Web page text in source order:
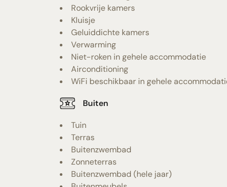
Rookvrije kamers
Kluisje
Geluiddichte kamers
Verwarming
Niet-roken in gehele accommodatie
Airconditioning
WiFi beschikbaar in gehele
Buiten
Tuin
Terras
Buitenzwembad
Zonneterras
Buitenzwembad (hele jaar)